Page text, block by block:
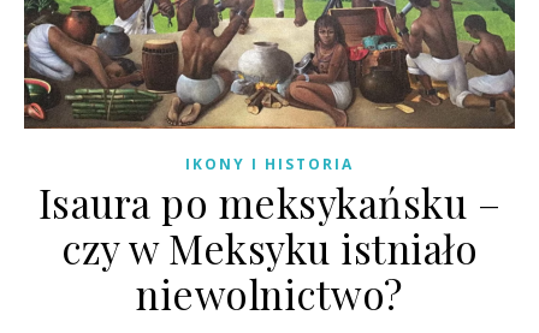
IKONY I HISTORIA
Isaura po meksykańsku –
czy w Meksyku istniało
niewolnictwo?